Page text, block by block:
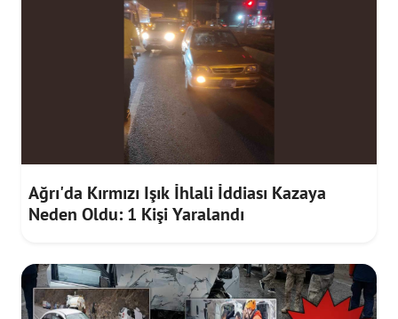
Ağrı'da Kırmızı Işık İhlali İddiası Kazaya
Neden Oldu: 1 Kişi Yaralandı